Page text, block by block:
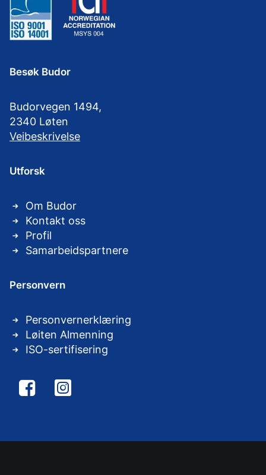
Besøk Budor
Budorvegen 1494,
2340 Løten
Veibeskrivelse
Utforsk
Om Budor
Kontakt oss
Profil
Samarbeidspartnere
Personvern
Personvernerklæring
Løiten Almenning
ISO-sertifisering